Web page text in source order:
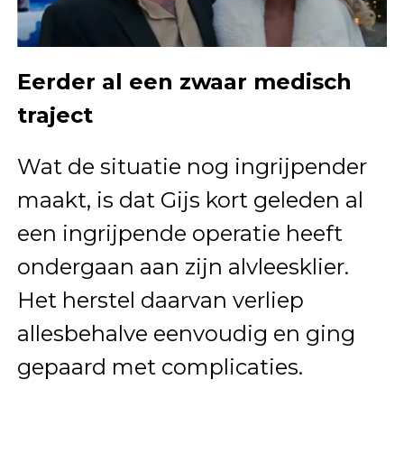
Eerder al een zwaar medisch
traject
Wat de situatie nog ingrijpender
maakt, is dat Gijs kort geleden al
een ingrijpende operatie heeft
ondergaan aan zijn alvleesklier.
Het herstel daarvan verliep
allesbehalve eenvoudig en ging
gepaard met complicaties.